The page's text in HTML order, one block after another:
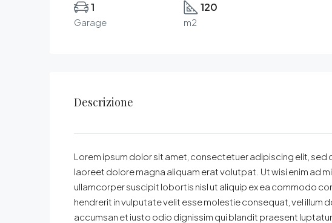
1
Garage
120
m2
Descrizione
Lorem ipsum dolor sit amet, consectetuer adipiscing elit, sed
laoreet dolore magna aliquam erat volutpat. Ut wisi enim ad
ullamcorper suscipit lobortis nisl ut aliquip ex ea commodo
hendrerit in vulputate velit esse molestie consequat, vel illum
accumsan et iusto odio dignissim qui blandit praesent